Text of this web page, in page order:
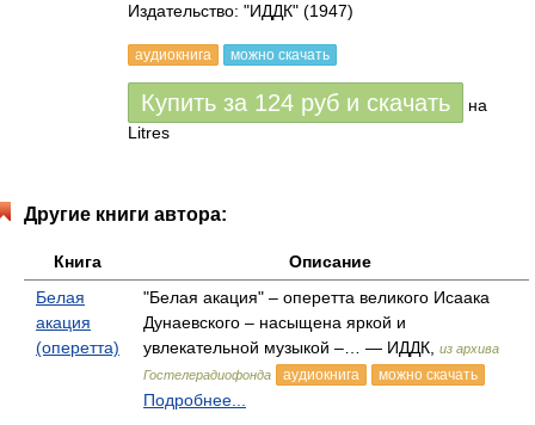
Издательство: "ИДДК" (1947)
аудиокнига можно скачать
Купить за 124 руб и скачать
на
Litres
Другие книги автора:
Книга
Описание
Белая
акация
(оперетта)
"Белая акация" – оперетта великого Исаака
Дунаевского – насыщена яркой и
увлекательной музыкой –… — ИДДК,
из архива
Гостелерадиофонда
аудиокнига можно скачать
Подробнее...